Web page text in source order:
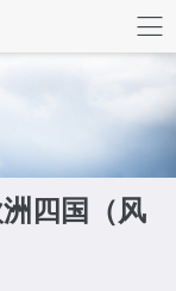
四国（风